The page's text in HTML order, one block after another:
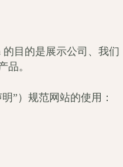
的目的是展示公司、我们
品。
”）规范网站的使用：